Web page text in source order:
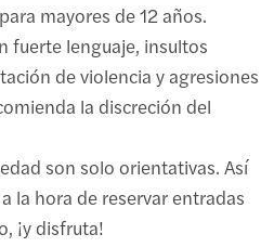
mayores de 12 años.
fuerte lenguaje, insultos
de violencia y agresiones
la discreción del
son solo orientativas. Así
la hora de reservar entradas
¡y disfruta!